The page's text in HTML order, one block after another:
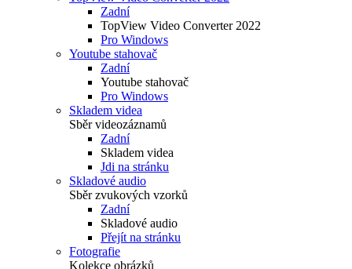
Zadní
TopView Video Converter 2022
Pro Windows
Youtube stahovač
Zadní
Youtube stahovač
Pro Windows
Skladem videa
Sběr videozáznamů
Zadní
Skladem videa
Jdi na stránku
Skladové audio
Sběr zvukových vzorků
Zadní
Skladové audio
Přejít na stránku
Fotografie
Kolekce obrázků